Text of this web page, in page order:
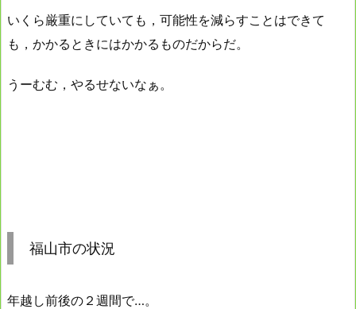
いくら厳重にしていても，可能性を減らすことはできて
も，かかるときにはかかるものだからだ。
うーむむ，やるせないなぁ。
福山市の状況
年越し前後の２週間で…。